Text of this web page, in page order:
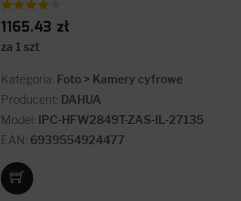
1165.43 zł
za 1 szt
Kategoria: Foto > Kamery cyfrowe
Producent: DAHUA
Model: IPC-HFW2849T-ZAS-IL-27135
EAN: 6939554924477